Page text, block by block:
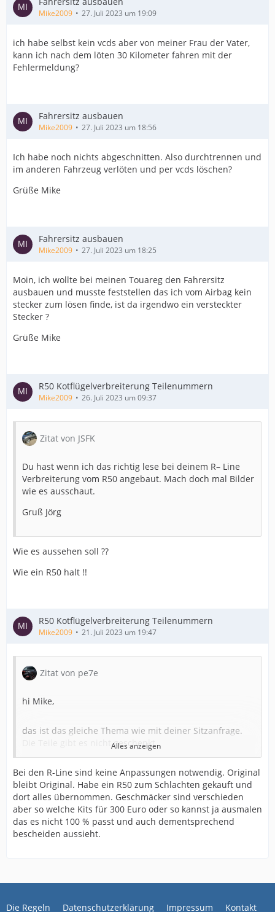
Mike2009 27. Juli 2023 um 19:09
ich habe selbst kein vcds aber von meiner Frau der Vater,
kann ich nach dem löten 30 Kilometer fahren mit der
Fehlermeldung?
Fahrersitz ausbauen
Mike2009 27. Juli 2023 um 18:56
Ich habe noch nichts abgeschnitten. Also durchtrennen und
im anderen Fahrzeug verlöten und per vcds löschen?
Grüße Mike
Fahrersitz ausbauen
Mike2009 27. Juli 2023 um 18:25
Moin, ich wollte bei meinen Touareg den Fahrersitz
ausbauen und musste feststellen das ich vom Airbag kein
stecker zum lösen finde, ist da irgendwo ein versteckter
Stecker ?
Grüße Mike
R50 Kotflügelverbreiterung Teilenummern
Mike2009 26. Juli 2023 um 09:37
Zitat von JSFK
Du hast wenn ich das richtig lese bei deinem R– Line
Verbreiterung vom R50 angebaut. Mach doch mal Bilder
wie es ausschaut.
Gruß Jörg
Wie es aussehen soll ??
Wie ein R50 halt !!
R50 Kotflügelverbreiterung Teilenummern
Mike2009 21. Juli 2023 um 19:47
Zitat von pe7e
hi Mike,
das ist das gleiche Thema wie mit deiner Sitzanfrage.
Die Teile gibt es nicht geschenkt.
Auch bei den originalen Teilen sind ziemliche
Anpassung nötig. Um das zu umgehen müsste man
Front und Heckschürze tauschen.
Ich habe noch Kotflügelverbreiterungen für den 7L FL
für nicht R-Line Modelle. Sind zum Kleben und
Gruß Peter
Alles anzeigen
Bei den R-Line sind keine Anpassungen notwendig. Original
bleibt Original. Habe ein R50 zum Schlachten gekauft und
dort alles übernommen. Geschmäcker sind verschieden
aber so welche Kits für 300 Euro oder so kannst ja ausmalen
das es nicht 100 % passt und auch dementsprechend
bescheiden aussieht.
Die Regeln Datenschutzerklärung Impressum Kontakt